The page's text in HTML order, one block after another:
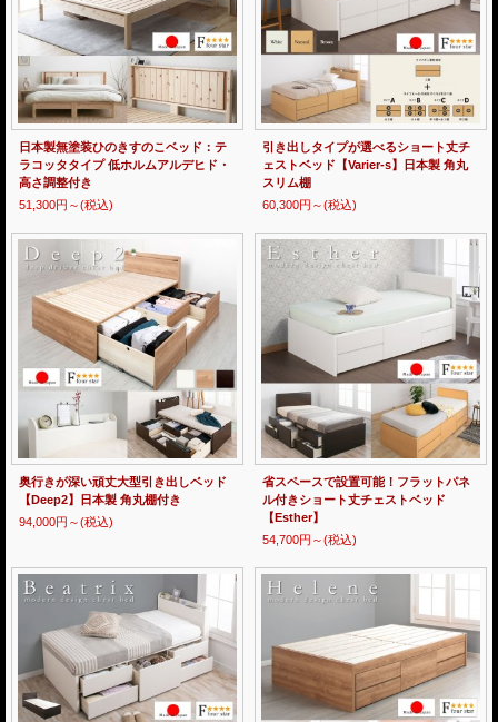
日本製無塗装ひのきすのこベッド：テ
ラコッタタイプ 低ホルムアルデヒド・
高さ調整付き
51,300円～(税込)
引き出しタイプが選べるショート丈チ
ェストベッド【Varier-s】日本製 角丸
スリム棚
60,300円～(税込)
奥行きが深い頑丈大型引き出しベッド
【Deep2】日本製 角丸棚付き
94,000円～(税込)
省スペースで設置可能！フラットパネ
ル付きショート丈チェストベッド
【Esther】
54,700円～(税込)